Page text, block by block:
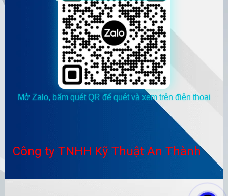
Mở Zalo, bấm quét QR để quét và xem trên điện thoại
Công ty TNHH Kỹ Thuật An Thành